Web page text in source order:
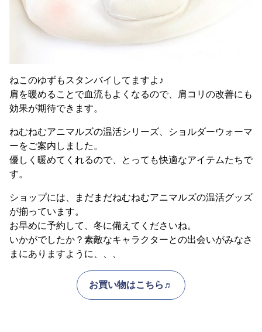
ねこのゆずもスタンバイしてますよ♪
肩を暖めることで血流もよくなるので、肩コリの改善にも
効果が期待できます。
ねむねむアニマルズの温活シリーズ、ショルダーウォーマ
ーをご案内しました。
優しく暖めてくれるので、とっても快適なアイテムたちで
す。
ショップには、まだまだねむねむアニマルズの温活グッズ
が揃っています。
お早めに予約して、冬に備えてくださいね。
いかがでしたか？素敵なキャラクターとの出会いがみなさ
まにありますように、、、
お買い物はこちら♬